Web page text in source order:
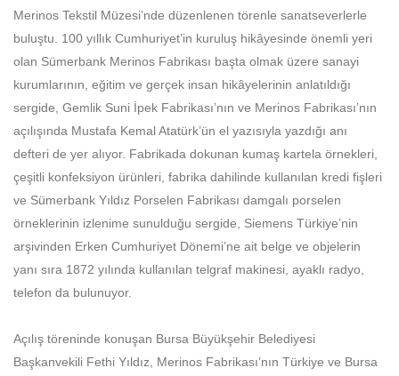
Merinos Tekstil Müzesi’nde düzenlenen törenle sanatseverlerle
buluştu. 100 yıllık Cumhuriyet’in kuruluş hikâyesinde önemli yeri
olan Sümerbank Merinos Fabrikası başta olmak üzere sanayi
kurumlarının, eğitim ve gerçek insan hikâyelerinin anlatıldığı
sergide, Gemlik Suni İpek Fabrikası’nın ve Merinos Fabrikası’nın
açılışında Mustafa Kemal Atatürk’ün el yazısıyla yazdığı anı
defteri de yer alıyor. Fabrikada dokunan kumaş kartela örnekleri,
çeşitli konfeksiyon ürünleri, fabrika dahilinde kullanılan kredi fişleri
ve Sümerbank Yıldız Porselen Fabrikası damgalı porselen
örneklerinin izlenime sunulduğu sergide, Siemens Türkiye’nin
arşivinden Erken Cumhuriyet Dönemi’ne ait belge ve objelerin
yanı sıra 1872 yılında kullanılan telgraf makinesi, ayaklı radyo,
telefon da bulunuyor.
Açılış töreninde konuşan Bursa Büyükşehir Belediyesi
Başkanvekili Fethi Yıldız, Merinos Fabrikası’nın Türkiye ve Bursa